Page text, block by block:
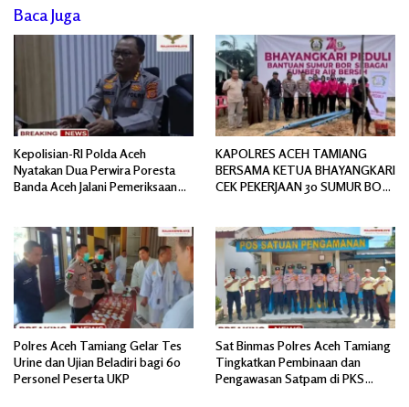
Baca Juga
Kepolisian-RI Polda Aceh
Nyatakan Dua Perwira Poresta
Banda Aceh Jalani Pemeriksaan
KAPOLRES ACEH TAMIANG
BERSAMA KETUA BHAYANGKARI
CEK PEKERJAAN 30 SUMUR BOR
Polres Aceh Tamiang Gelar Tes
Urine dan Ujian Beladiri bagi 60
Personel Peserta UKP
Sat Binmas Polres Aceh Tamiang
Tingkatkan Pembinaan dan
Pengawasan Satpam di PKS